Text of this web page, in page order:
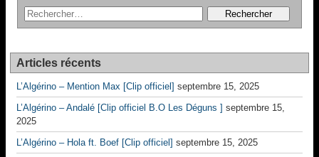
Articles récents
L’Algérino – Mention Max [Clip officiel] septembre 15, 2025
L’Algérino – Andalé [Clip officiel B.O Les Déguns ] septembre 15,
2025
L’Algérino – Hola ft. Boef [Clip officiel] septembre 15, 2025